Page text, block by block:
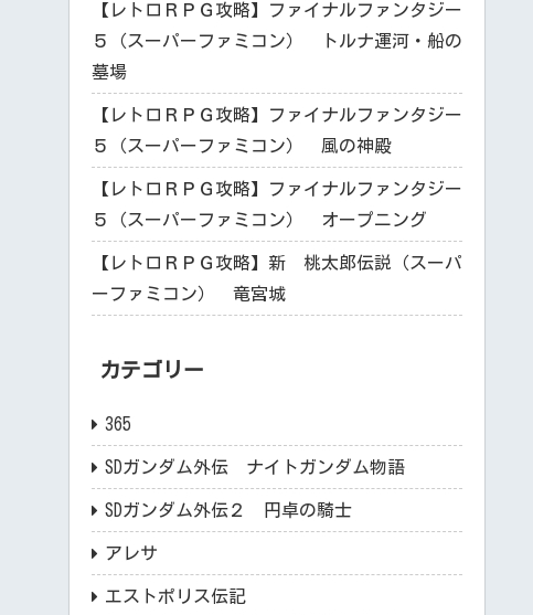
【レトロＲＰＧ攻略】ファイナルファンタジー
５（スーパーファミコン） トルナ運河・船の
墓場
【レトロＲＰＧ攻略】ファイナルファンタジー
５（スーパーファミコン） 風の神殿
【レトロＲＰＧ攻略】ファイナルファンタジー
５（スーパーファミコン） オープニング
【レトロＲＰＧ攻略】新 桃太郎伝説（スーパ
ーファミコン） 竜宮城
カテゴリー
365
SDガンダム外伝 ナイトガンダム物語
SDガンダム外伝２ 円卓の騎士
アレサ
エストポリス伝記